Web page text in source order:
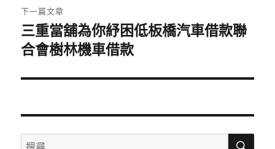
章:
下一篇文章
下
一
文
三重當舖為你紓困低板橋汽車借款聯
合會樹林機車借款
搜
搜